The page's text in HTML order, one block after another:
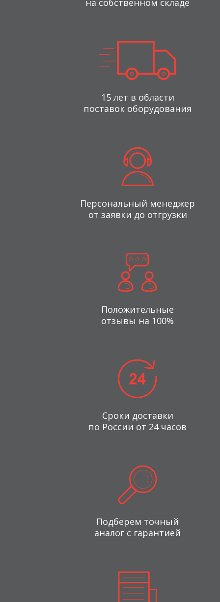
на собственном складе
15 лет в области
поставок оборудования
Персональный менеджер
от заявки до отгрузки
Положительные
отзывы на 100%
Сроки доставки
по России от 24 часов
Подберем точный
аналог с гарантией